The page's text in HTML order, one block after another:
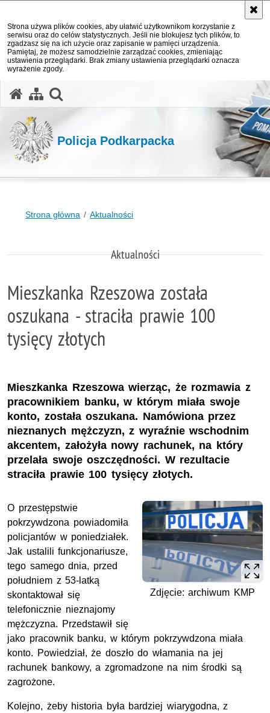
Strona używa plików cookies, aby ułatwić użytkownikom korzystanie z
serwisu oraz do celów statystycznych. Jeśli nie blokujesz tych plików, to
zgadzasz się na ich użycie oraz zapisanie w pamięci urządzenia.
Pamiętaj, że możesz samodzielnie zarządzać cookies, zmieniając
ustawienia przeglądarki. Brak zmiany ustawienia przeglądarki oznacza
wyrażenie zgody.
Policja Podkarpacka
Strona główna Aktualności
Aktualności
Mieszkanka Rzeszowa została
oszukana - straciła prawie 100
tysięcy złotych
Mieszkanka Rzeszowa wierząc, że rozmawia z
pracownikiem banku, w którym miała swoje
konto, została oszukana. Namówiona przez
nieznanych mężczyzn, z wyraźnie wschodnim
akcentem, założyła nowy rachunek, na który
przelała swoje oszczędności. W rezultacie
straciła prawie 100 tysięcy złotych.
Zdjęcie: archiwum KMP
O przestępstwie
pokrzywdzona powiadomiła
policjantów w poniedziałek.
Jak ustalili funkcjonariusze,
tego samego dnia, przed
południem z 53-latką
skontaktował się
telefonicznie nieznajomy
mężczyzna. Przedstawił się
jako pracownik banku, w którym pokrzywdzona miała
konto. Powiedział, że doszło do włamania na jej
rachunek bankowy, a zgromadzone na nim środki są
zagrożone.
Kolejno, żeby historia była bardziej wiarygodna, z